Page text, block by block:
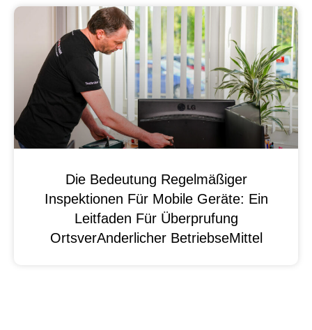
Die Bedeutung Regelmäßiger
Inspektionen Für Mobile Geräte: Ein
Leitfaden Für Überprufung
OrtsverAnderlicher BetriebseMittel